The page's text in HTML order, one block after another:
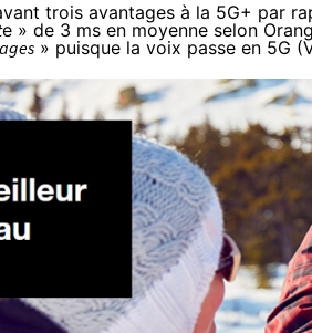
trois avantages à la 5G+ par
e » de 3 ms en moyenne selon
» puisque la voix passe en 5G